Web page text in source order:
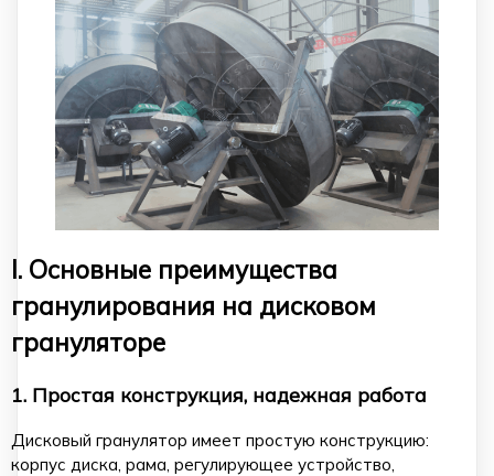
I. Основные преимущества
гранулирования на дисковом
грануляторе
1. Простая конструкция, надежная работа
Дисковый гранулятор имеет простую конструкцию:
корпус диска, рама, регулирующее устройство,